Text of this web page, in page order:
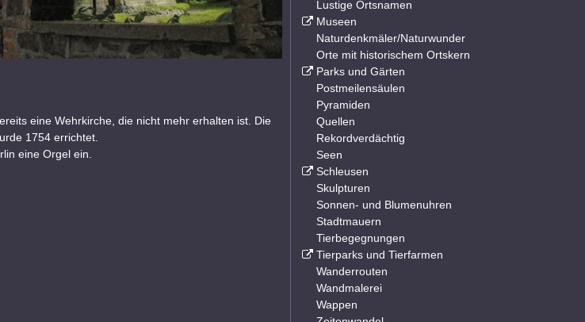
eine Wehrkirche, die nicht mehr erhalten ist. Die
1754 errichtet.
eine Orgel ein.
Lustige Ortsnamen
Museen
Naturdenkmäler/Naturwunder
Orte mit historischem Ortskern
Parks und Gärten
Postmeilensäulen
Pyramiden
Quellen
Rekordverdächtig
Seen
Schleusen
Skulpturen
Sonnen- und Blumenuhren
Stadtmauern
Tierbegegnungen
Tierparks und Tierfarmen
Wanderrouten
Wandmalerei
Wappen